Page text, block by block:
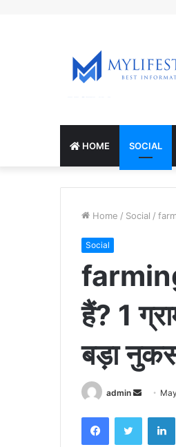
HOME SOCIAL
Home / Social /
Social
हैं? 1
बड़ा
admin
Send
email
FacebookTwitter